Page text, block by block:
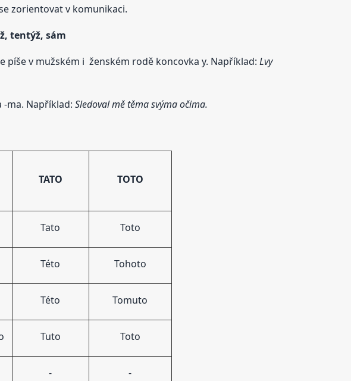
zorientovat v komunikaci.
tentýž, sám
píše v mužském i ženském rodě koncovka y. Například: Lvy
-ma. Například: Sledoval mě těma svýma očima.
TATO TOTO
Tato Toto
Této Tohoto
Této Tomuto
Tuto Toto
- -